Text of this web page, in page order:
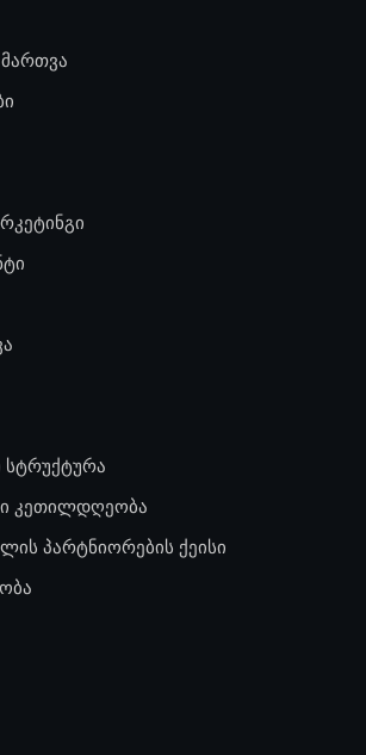
კეთილდღეობა
პარტნიორების ქეისი